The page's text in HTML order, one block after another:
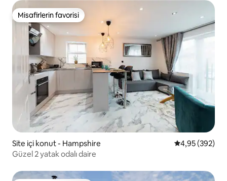
Misafirlerin favorisi
Misafirlerin favorisi
Site içi konut - Hampshire 5 üzerinden
4,95 (392)
Güzel 2 yatak odalı daire